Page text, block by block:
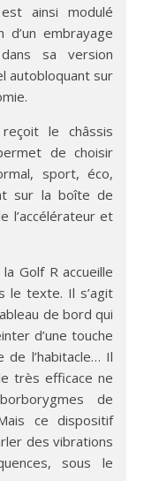
ainsi modulé
embrayage
sa version
autobloquant sur
le châssis
de choisir
sport, éco,
sur la boîte de
l’accélérateur et
Golf R accueille
le texte. Il s’agit
de bord qui
d’une touche
de l’habitacle… Il
très efficace ne
de
ce dispositif
des vibrations
sous le